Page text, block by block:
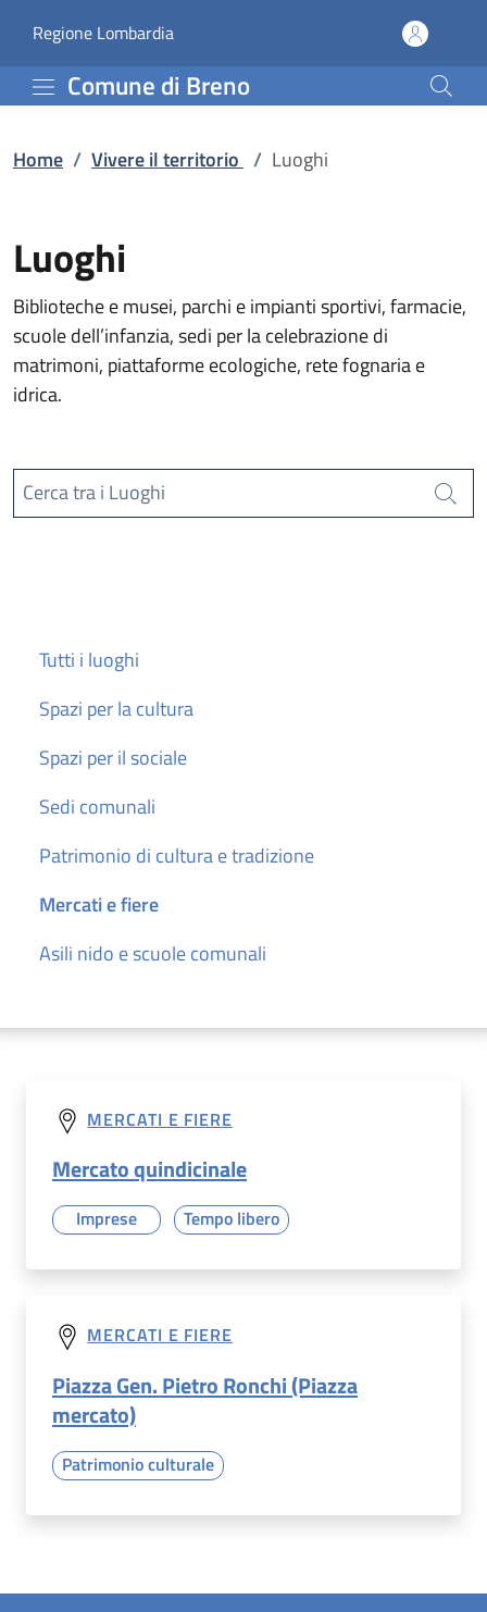
Luoghi | Comune di
Regione Lombardia(apre in un'altra scheda).
Comune di Breno
Home / Vivere il territorio / Luoghi
Luoghi
Biblioteche e musei, parchi e impianti sportivi, farmacie,
scuole dell’infanzia, sedi per la celebrazione di
matrimoni, piattaforme ecologiche, rete fognaria e
idrica.
Cerca tra i Luoghi
Cerca
Tutti i luoghi
Spazi per la cultura
Spazi per il sociale
Sedi comunali
Patrimonio di cultura e tradizione
Mercati e fiere
Asili nido e scuole comunali
MERCATI E FIERE
Mercato quindicinale
Imprese Tempo libero
MERCATI E FIERE
Piazza Gen. Pietro Ronchi (Piazza
mercato)
Patrimonio culturale